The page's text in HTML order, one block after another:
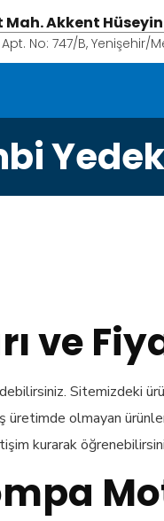
Akkent
No: 747/B, Yenişehir/
ve
Sitemizdeki
olmayan
kurarak